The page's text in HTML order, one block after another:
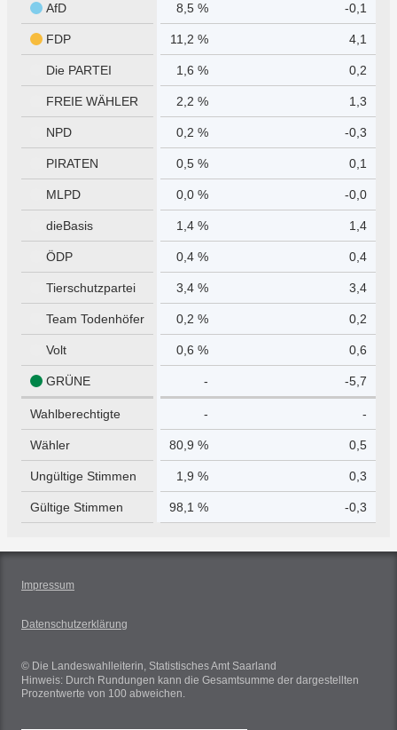
AfD 8,5 % -0,1
FDP 11,2 % 4,1
Die PARTEI 1,6 % 0,2
FREIE WÄHLER 2,2 % 1,3
NPD 0,2 % -0,3
PIRATEN 0,5 % 0,1
MLPD 0,0 % -0,0
dieBasis 1,4 % 1,4
ÖDP 0,4 % 0,4
Tierschutzpartei 3,4 % 3,4
Team Todenhöfer 0,2 % 0,2
Volt 0,6 % 0,6
GRÜNE - -5,7
Wahlberechtigte - -
Wähler 80,9 % 0,5
Ungültige Stimmen 1,9 % 0,3
Gültige Stimmen 98,1 % -0,3
Impressum
Datenschutzerklärung
© Die Landeswahlleiterin, Statistisches Amt Saarland
Hinweis: Durch Rundungen kann die Gesamtsumme der dargestellten
Prozentwerte von 100 abweichen.